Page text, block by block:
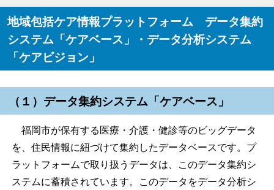
地域包括ケア情報プラットフォーム データ集約
システム「ケアベース」・データ分析システム
「ケアビジョン」
（１）データ集約システム「ケアベース」
福岡市が保有する医療・介護・健診等のビッグデータ
を、住民情報に紐づけて集約したデータベースです。プ
ラットフォームで取り扱うデータは、このデータ集約シ
ステムに蓄積されています。このデータをデータ分析シ